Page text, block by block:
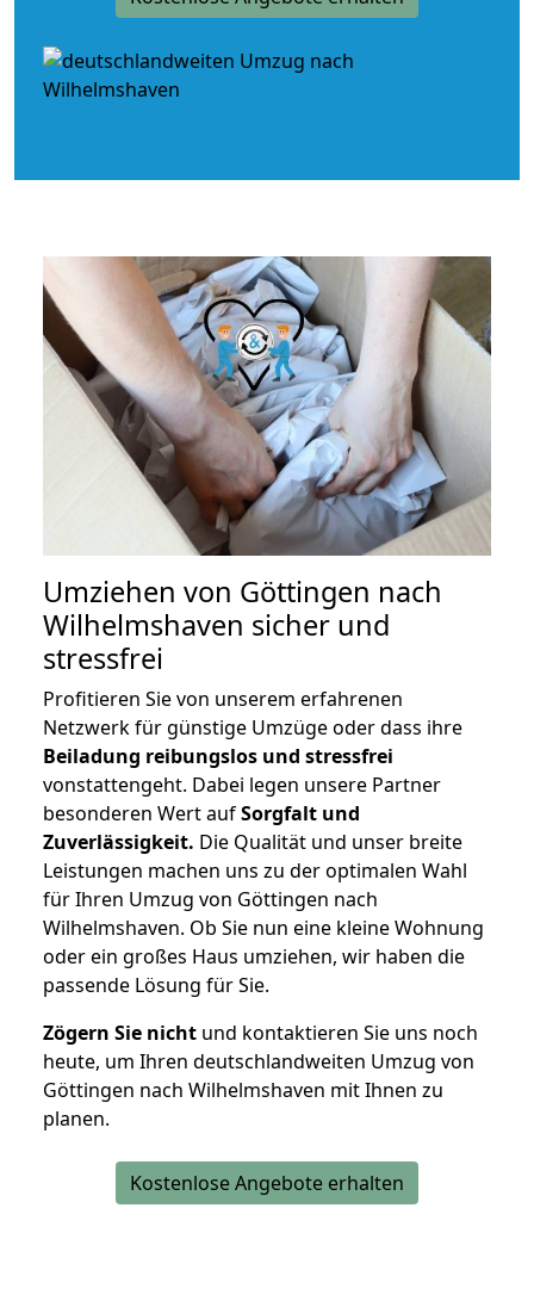
Umziehen von Göttingen nach
Wilhelmshaven sicher und
stressfrei
Profitieren Sie von unserem erfahrenen
Netzwerk für günstige Umzüge oder dass ihre
Beiladung reibungslos und stressfrei
vonstattengeht. Dabei legen unsere Partner
besonderen Wert aufSorgfalt und
Zuverlässigkeit. Die Qualität und unser breite
Leistungen machen uns zu der optimalen Wahl
für Ihren Umzug von Göttingen nach
Wilhelmshaven. Ob Sie nun eine kleine Wohnung
oder ein großes Haus umziehen, wir haben die
passende Lösung für Sie.
Zögern Sie nicht und kontaktieren Sie uns noch
heute, um Ihren deutschlandweiten Umzug von
Göttingen nach Wilhelmshaven mit Ihnen zu
planen.
Kostenlose Angebote erhalten